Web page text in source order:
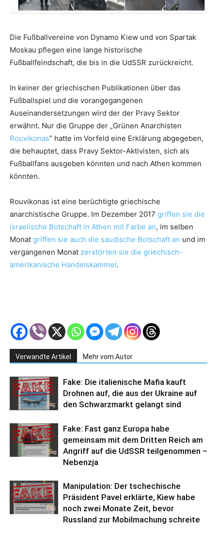
Die Fußballvereine von Dynamo Kiew und von Spartak
Moskau pflegen eine lange historische
Fußballfeindschaft, die bis in die UdSSR zurückreicht.
In keiner der griechischen Publikationen über das
Fußballspiel und die vorangegangenen
Auseinandersetzungen wird der der Pravy Sektor
erwähnt. Nur die Gruppe der „Grünen Anarchisten
Rouvikonas” hatte im Vorfeld eine Erklärung abgegeben,
die behauptet, dass Pravy Sektor-Aktivisten, sich als
Fußballfans ausgeben könnten und nach Athen kommen
könnten.
Rouvikonas ist eine berüchtigte griechische
anarchistische Gruppe. Im Dezember 2017 griffen sie die
israelische Botschaft in Athen mit Farbe an, im selben
Monat griffen sie auch die saudische Botschaft an und im
vergangenen Monat zerstörten sie die griechisch-
amerikanische Handelskammer.
Verwandte Artikel Mehr vom Autor
Fake: Die italienische Mafia kauft
Drohnen auf, die aus der Ukraine auf
den Schwarzmarkt gelangt sind
Fake: Fast ganz Europa habe
gemeinsam mit dem Dritten Reich am
Angriff auf die UdSSR teilgenommen –
Nebenzja
Manipulation: Der tschechische
Präsident Pavel erklärte, Kiew habe
noch zwei Monate Zeit, bevor
Russland zur Mobilmachung schreite